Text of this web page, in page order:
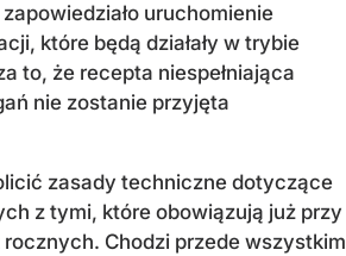
uruchomienie
które będą działały w trybie
to, że recepta niespełniająca
nie zostanie przyjęta
zasady techniczne dotyczące
z tymi, które obowiązują już przy
Chodzi przede wszystkim